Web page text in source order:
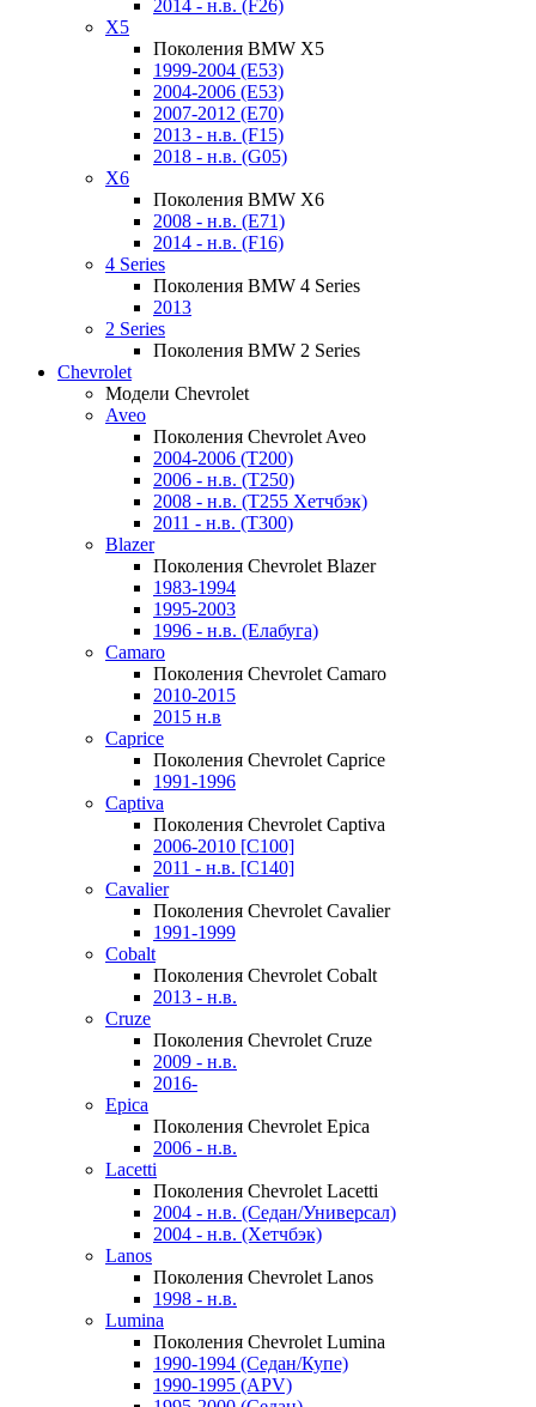
2014 - н.в. (F26)
X5
Поколения BMW X5
1999-2004 (E53)
2004-2006 (E53)
2007-2012 (E70)
2013 - н.в. (F15)
2018 - н.в. (G05)
X6
Поколения BMW X6
2008 - н.в. (E71)
2014 - н.в. (F16)
4 Series
Поколения BMW 4 Series
2013
2 Series
Поколения BMW 2 Series
Chevrolet
Модели Chevrolet
Aveo
Поколения Chevrolet Aveo
2004-2006 (T200)
2006 - н.в. (T250)
2008 - н.в. (T255 Хетчбэк)
2011 - н.в. (Т300)
Blazer
Поколения Chevrolet Blazer
1983-1994
1995-2003
1996 - н.в. (Елабуга)
Camaro
Поколения Chevrolet Camaro
2010-2015
2015 н.в
Caprice
Поколения Chevrolet Caprice
1991-1996
Captiva
Поколения Chevrolet Captiva
2006-2010 [C100]
2011 - н.в. [C140]
Cavalier
Поколения Chevrolet Cavalier
1991-1999
Cobalt
Поколения Chevrolet Cobalt
2013 - н.в.
Cruze
Поколения Chevrolet Cruze
2009 - н.в.
2016-
Epica
Поколения Chevrolet Epica
2006 - н.в.
Lacetti
Поколения Chevrolet Lacetti
2004 - н.в. (Седан/Универсал)
2004 - н.в. (Хетчбэк)
Lanos
Поколения Chevrolet Lanos
1998 - н.в.
Lumina
Поколения Chevrolet Lumina
1990-1994 (Седан/Купе)
1990-1995 (APV)